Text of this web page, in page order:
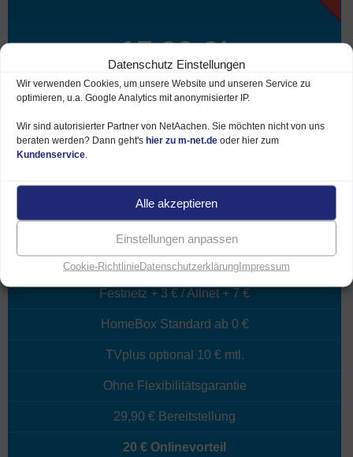
Datenschutz Einstellungen
Wir verwenden Cookies, um unsere Website und unseren Service zu
optimieren, u.a. Google Analytics mit anonymisierter IP.
Wir sind autorisierter Partner von NetAachen. Sie möchten nicht von uns
beraten werden? Dann geht's hier zu m-net.de oder hier zum
Kundenservice
Alle akzeptieren
Einstellungen anpassen
Cookie-RichtlinieDatenschutzerklärungImpressum
17,90 €*
42,90 €*
je Monat
18 Monate nur 37,90 €*
bis 100 MBit/s
Upload bis 40 MBit/s
optional Telefon-Flat
Festnetz + 3 € / Allnet + 7 €
HomeBox Standard ab 0 €
TVplus optional 10 € mtl.
Ohne Flexibilitätsgarantie
29,90 € Bereitstellung
20 € Onlinevorteil